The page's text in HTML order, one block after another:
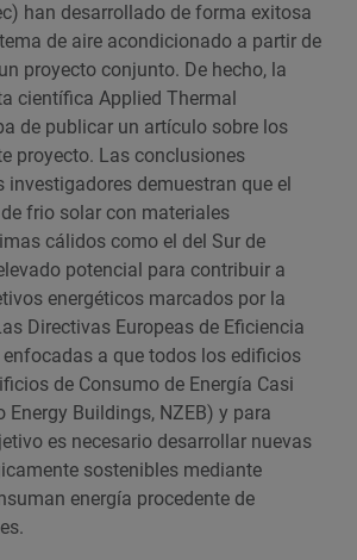
han desarrollado de forma exitosa
de aire acondicionado a partir de
proyecto conjunto. De hecho, la
científica Applied Thermal
de publicar un artículo sobre los
proyecto. Las conclusiones
investigadores demuestran que el
frio solar con materiales
cálidos como el del Sur de
potencial para contribuir a
energéticos marcados por la
Directivas Europeas de Eficiencia
enfocadas a que todos los edificios
de Consumo de Energía Casi
Energy Buildings, NZEB) y para
es necesario desarrollar nuevas
sostenibles mediante
energía procedente de